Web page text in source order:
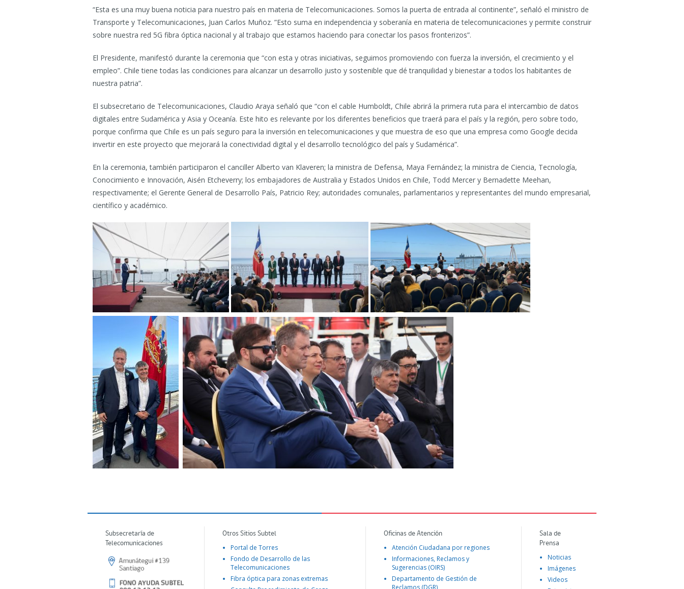
“Esta es una muy buena noticia para nuestro país en materia de Telecomunicaciones. Somos la puerta de entrada al continente”, señaló el ministro de
Transporte y Telecomunicaciones, Juan Carlos Muñoz. ”Esto suma en independencia y soberanía en materia de telecomunicaciones y permite construir
sobre nuestra red 5G fibra óptica nacional y al trabajo que estamos haciendo para conectar los pasos fronterizos”.
El Presidente, manifestó durante la ceremonia que “con esta y otras iniciativas, seguimos promoviendo con fuerza la inversión, el crecimiento y el
empleo”. Chile tiene todas las condiciones para alcanzar un desarrollo justo y sostenible que dé tranquilidad y bienestar a todos los habitantes de
nuestra patria”.
El subsecretario de Telecomunicaciones, Claudio Araya señaló que “con el cable Humboldt, Chile abrirá la primera ruta para el intercambio de datos
digitales entre Sudamérica y Asia y Oceanía. Este hito es relevante por los diferentes beneficios que traerá para el país y la región, pero sobre todo,
porque confirma que Chile es un país seguro para la inversión en telecomunicaciones y que muestra de eso que una empresa como Google decida
invertir en este proyecto que mejorará la conectividad digital y el desarrollo tecnológico del país y Sudamérica”.
En la ceremonia, también participaron el canciller Alberto van Klaveren; la ministra de Defensa, Maya Fernández; la ministra de Ciencia, Tecnología,
Conocimiento e Innovación, Aisén Etcheverry; los embajadores de Australia y Estados Unidos en Chile, Todd Mercer y Bernadette Meehan,
respectivamente; el Gerente General de Desarrollo País, Patricio Rey; autoridades comunales, parlamentarios y representantes del mundo empresarial,
científico y académico.
Subsecretaría de
Telecomunicaciones
Otros Sitios Subtel
Portal de Torres
Fondo de Desarrollo de las
Telecomunicaciones
Fibra óptica para zonas extremas
Oficinas de Atención
Atención Ciudadana por regiones
Informaciones, Reclamos y
Sugerencias (OIRS)
Departamento de Gestión de
Sala de
Prensa
Noticias
Imágenes
Videos